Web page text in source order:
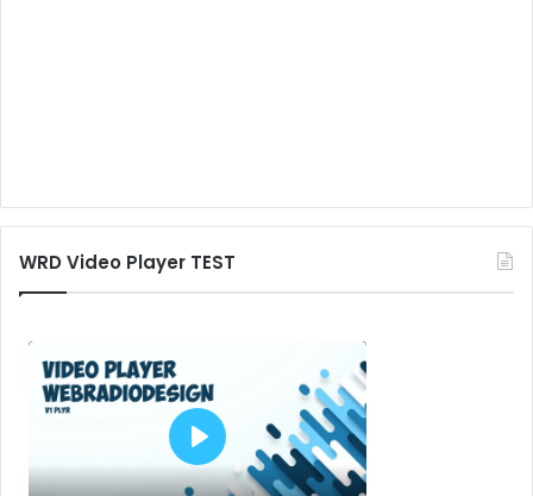
WRD Video Player TEST